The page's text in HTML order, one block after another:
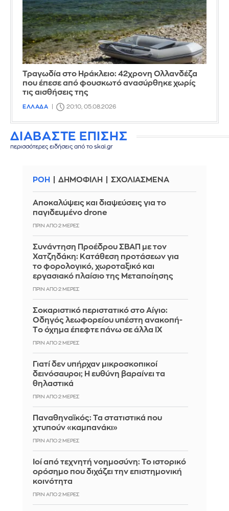
Τραγωδία στο Ηράκλειο: 42χρονη Ολλανδέζα
που έπεσε από φουσκωτό ανασύρθηκε χωρίς
τις αισθήσεις της
ΕΛΛΑΔΑ 20:10, 05.08.2026
ΔΙΑΒΑΣΤΕ ΕΠΙΣΗΣ
περισσότερες ειδήσεις από το skai.gr
ΡΟΗ ΔΗΜΟΦΙΛΗ ΣΧΟΛΙΑΣΜΕΝΑ
Αποκαλύψεις και διαψεύσεις για το
παγιδευμένο drone
ΠΡΙΝ ΑΠΌ 2 ΜΈΡΕΣ
Συνάντηση Προέδρου ΣΒΑΠ με τον
Χατζηδάκη: Κατάθεση προτάσεων για
το φορολογικό, χωροταξικό και
εργασιακό πλαίσιο της Μεταποίησης
ΠΡΙΝ ΑΠΌ 2 ΜΈΡΕΣ
Σοκαριστικό περιστατικό στο Αίγιο:
Οδηγός λεωφορείου υπέστη ανακοπή-
Tο όχημα έπεφτε πάνω σε άλλα ΙΧ
ΠΡΙΝ ΑΠΌ 2 ΜΈΡΕΣ
Γιατί δεν υπήρχαν μικροσκοπικοί
δεινόσαυροι; Η ευθύνη βαραίνει τα
θηλαστικά
ΠΡΙΝ ΑΠΌ 2 ΜΈΡΕΣ
Παναθηναϊκός: Τα στατιστικά που
χτυπούν «καμπανάκι»
ΠΡΙΝ ΑΠΌ 2 ΜΈΡΕΣ
Ιοί από τεχνητή νοημοσύνη: Το ιστορικό
ορόσημο που διχάζει την επιστημονική
κοινότητα
ΠΡΙΝ ΑΠΌ 2 ΜΈΡΕΣ